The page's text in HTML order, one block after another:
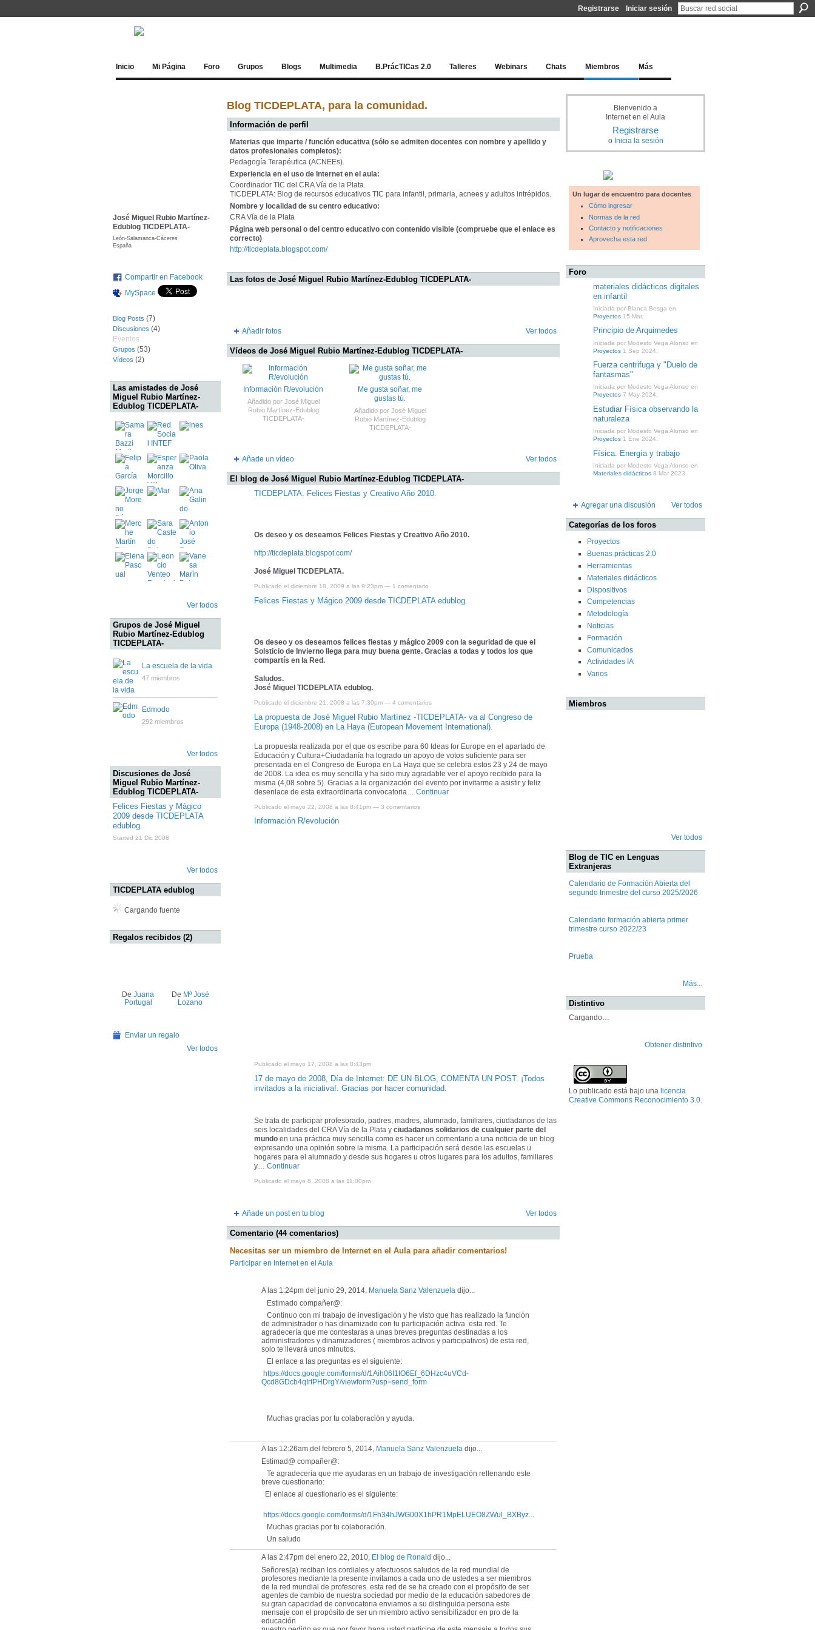
Registrarse Iniciar sesión
Inicio Mi Página Foro Grupos Blogs Multimedia B.PrácTICas 2.0 Talleres Webinars Chats Miembros Más
José Miguel Rubio Martínez-
Edublog TICDEPLATA-
León-Salamanca-Cáceres
España
Compartir en Facebook
MySpace
Blog Posts (7)
Discusiones (4)
Eventos
Grupos (53)
Vídeos (2)
Las amistades de José
Miguel Rubio Martínez-
Edublog TICDEPLATA-
Ver todos
Grupos de José Miguel
Rubio Martínez-Edublog
TICDEPLATA-
La escuela de la vida
47 miembros
Edmodo
292 miembros
Ver todos
Discusiones de José
Miguel Rubio Martínez-
Edublog TICDEPLATA-
Felices Fiestas y Mágico
2009 desde TICDEPLATA
edublog.
Started 21 Dic 2008
Ver todos
TICDEPLATA edublog
Cargando fuente
Regalos recibidos (2)
De Juana
Portugal
De Mª José
Lozano
Enviar un regalo
Ver todos
Blog TICDEPLATA, para la comunidad.
Información de perfil
Materias que imparte / función educativa (sólo se admiten docentes con nombre y apellido y
datos profesionales completos):
Pedagogía Terapéutica (ACNEEs).
Experiencia en el uso de Internet en el aula:
Coordinador TIC del CRA Vía de la Plata.
TICDEPLATA: Blog de recursos educativos TIC para infantil, primaria, acnees y adultos intrépidos.
Nombre y localidad de su centro educativo:
CRA Vía de la Plata
Página web personal o del centro educativo con contenido visible (compruebe que el enlace es
correcto)
http://ticdeplata.blogspot.com/
Las fotos de José Miguel Rubio Martínez-Edublog TICDEPLATA-
Añadir fotos Ver todos
Vídeos de José Miguel Rubio Martínez-Edublog TICDEPLATA-
Información R/evolución
Añadido por José Miguel
Rubio Martínez-Edublog
TICDEPLATA-
Me gusta soñar, me
gustas tú.
Añadido por José Miguel
Rubio Martínez-Edublog
TICDEPLATA-
Añade un vídeo Ver todos
El blog de José Miguel Rubio Martínez-Edublog TICDEPLATA-
TICDEPLATA. Felices Fiestas y Creativo Año 2010.
Os deseo y os deseamos Felices Fiestas y Creativo Año 2010.
http://ticdeplata.blogspot.com/
José Miguel TICDEPLATA.
Publicado el diciembre 18, 2009 a las 9:23pm — 1 comentario
Felices Fiestas y Mágico 2009 desde TICDEPLATA edublog.
Os deseo y os deseamos felices fiestas y mágico 2009 con la seguridad de que el
Solsticio de Invierno llega para muy buena gente. Gracias a todas y todos los que
compartís en la Red.
Saludos.
José Miguel TICDEPLATA edublog.
Publicado el diciembre 21, 2008 a las 7:30pm — 4 comentarios
La propuesta de José Miguel Rubio Martínez -TICDEPLATA- va al Congreso de
Europa (1948-2008) en La Haya (European Movement International).
La propuesta realizada por el que os escribe para 60 Ideas for Europe en el apartado de
Educación y Cultura+Ciudadanía ha logrado un apoyo de votos suficiente para ser
presentada en el Congreso de Europa en La Haya que se celebra estos 23 y 24 de mayo
de 2008. La idea es muy sencilla y ha sido muy agradable ver el apoyo recibido para la
misma (4,08 sobre 5). Gracias a la organización del evento por invitarme a asistir y feliz
desenlace de esta extraordinaria convocatoria… Continuar
Publicado el mayo 22, 2008 a las 8:41pm — 3 comentarios
Información R/evolución
Publicado el mayo 17, 2008 a las 8:43pm
17 de mayo de 2008, Día de Internet: DE UN BLOG, COMENTA UN POST. ¡Todos
invitados a la iniciativa!. Gracias por hacer comunidad.
Se trata de participar profesorado, padres, madres, alumnado, familiares, ciudadanos de las
seis localidades del CRA Vía de la Plata y ciudadanos solidarios de cualquier parte del
mundo en una práctica muy sencilla como es hacer un comentario a una noticia de un blog
expresando una opinión sobre la misma. La participación será desde las escuelas u
hogares para el alumnado y desde sus hogares u otros lugares para los adultos, familiares
y… Continuar
Publicado el mayo 8, 2008 a las 11:00pm
Añade un post en tu blog Ver todos
Comentario (44 comentarios)
Necesitas ser un miembro de Internet en el Aula para añadir comentarios!
Participar en Internet en el Aula
A las 1:24pm del junio 29, 2014, Manuela Sanz Valenzuela dijo...
Estimado compañer@:
Continuo con mi trabajo de investigación y he visto que has realizado la función
de administrador o has dinamizado con tu participación activa esta red. Te
agradecería que me contestaras a unas breves preguntas destinadas a los
administradores y dinamizadores ( miembros activos y participativos) de esta red,
solo te llevará unos minutos.
El enlace a las preguntas es el siguiente:
https://docs.google.com/forms/d/1Aih06I1tO6Ef_6DHzc4uVCd-
Qcd8GDcb4qIrtPHDrgY/viewform?usp=send_form
Muchas gracias por tu colaboración y ayuda.
A las 12:26am del febrero 5, 2014, Manuela Sanz Valenzuela dijo...
Estimad@ compañer@:
Te agradecería que me ayudaras en un trabajo de investigación rellenando este
breve cuestionario:
El enlace al cuestionario es el siguiente:
https://docs.google.com/forms/d/1Fh34hJWG00X1hPR1MpELUEO8ZWul_BXByz...
Muchas gracias por tu colaboración.
Un saludo
A las 2:47pm del enero 22, 2010, El blog de Ronald dijo...
Señores(a) reciban los cordiales y afectuosos saludos de la red mundial de
profesores mediante la presente invitamos a cada uno de ustedes a ser miembros
de la red mundial de profesores. esta red de se ha creado con el propósito de ser
agentes de cambio de nuestra sociedad por medio de la educación sabedores de
su gran capacidad de convocatoria enviamos a su distinguida persona este
mensaje con el propósito de ser un miembro activo sensibilizador en pro de la
educación
Bienvenido a
Internet en el Aula
Registrarse
o Inicia la sesión
Un lugar de encuentro para docentes
Cómo ingresar
Normas de la red
Contacto y notificaciones
Aprovecha esta red
Foro
materiales didácticos digitales
en infantil
Iniciada por Blanca Besga en
Proyectos 15 Mar.
Principio de Arquimedes
Iniciada por Modesto Vega Alonso en
Proyectos 1 Sep 2024.
Fuerza centrifuga y "Duelo de
fantasmas"
Iniciada por Modesto Vega Alonso en
Proyectos 7 May 2024.
Estudiar Física observando la
naturaleza
Iniciada por Modesto Vega Alonso en
Proyectos 1 Ene 2024.
Física. Energía y trabajo
Iniciada por Modesto Vega Alonso en
Materiales didácticos 8 Mar 2023.
Agregar una discusión Ver todos
Categorías de los foros
Proyectos
Buenas prácticas 2.0
Herramientas
Materiales didácticos
Dispositivos
Competencias
Metodología
Noticias
Formación
Comunicados
Actividades IA
Varios
Miembros
Ver todos
Blog de TIC en Lenguas
Extranjeras
Calendario de Formación Abierta del
segundo trimestre del curso 2025/2026
Calendario formación abierta primer
trimestre curso 2022/23
Prueba
Más...
Distintivo
Cargando…
Obtener distintivo
Lo publicado está bajo una licencia
Creative Commons Reconocimiento 3.0.